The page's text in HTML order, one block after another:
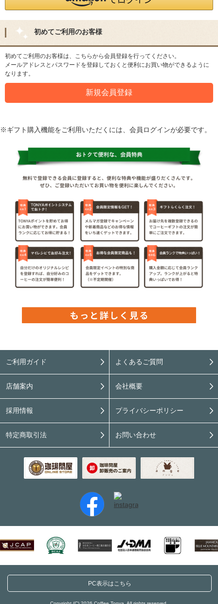
初めてご利用のお客様
初めてご利用のお客様は、こちらから会員登録を行ってください。
メールアドレスとパスワードを登録しておくと便利にお買い物ができるように
なります。
※ギフト購入機能をご利用いただくには、会員ログインが必要です。
ご利用ガイド よくあるご質問
店舗案内 会社概要
採用情報 プライバシーポリシー
特定商取引法 お問い合わせ
PC表示はこちら